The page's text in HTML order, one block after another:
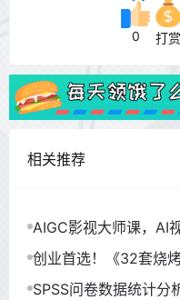
0 打赏
相关推荐
AIGC影视大师课，AI
创业首选！《32套烧
SPSS问卷数据统计分